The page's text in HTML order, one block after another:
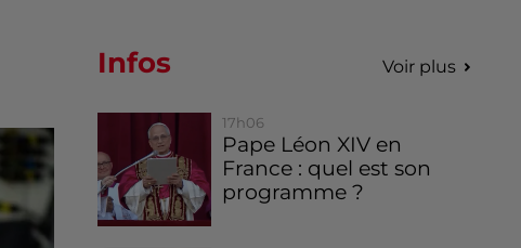
Infos Voir plus
17h06
Pape Léon XIV en
France : quel est son
programme ?